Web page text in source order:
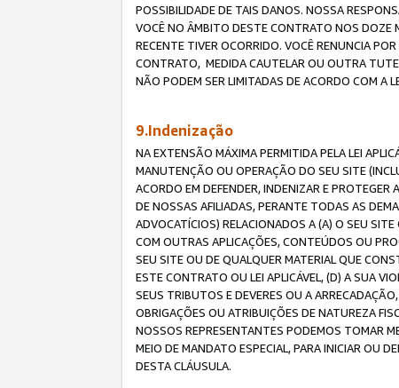
POSSIBILIDADE DE TAIS DANOS. NOSSA
VOCÊ NO ÂMBITO DESTE CONTRATO NOS DOZE
RECENTE TIVER OCORRIDO. VOCÊ RENUNCIA
CONTRATO, MEDIDA CAUTELAR OU OUTRA
NÃO PODEM SER LIMITADAS DE ACORDO COM A
9.Indenização
NA EXTENSÃO MÁXIMA PERMITIDA PELA LEI
MANUTENÇÃO OU OPERAÇÃO DO SEU SITE
ACORDO EM DEFENDER, INDENIZAR E
DE NOSSAS AFILIADAS, PERANTE TODAS AS
ADVOCATÍCIOS) RELACIONADOS A (A) O SEU
COM OUTRAS APLICAÇÕES, CONTEÚDOS OU
SEU SITE OU DE QUALQUER MATERIAL QUE
ESTE CONTRATO OU LEI APLICÁVEL, (D) A SUA
SEUS TRIBUTOS E DEVERES OU A
OBRIGAÇÕES OU ATRIBUIÇÕES DE NATUREZA
NOSSOS REPRESENTANTES PODEMOS TOMAR
MEIO DE MANDATO ESPECIAL, PARA INICIAR OU
DESTA CLÁUSULA.